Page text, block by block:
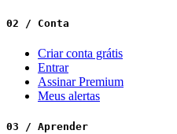
02 / Conta
Criar conta grátis
Entrar
Assinar Premium
Meus alertas
03 / Aprender